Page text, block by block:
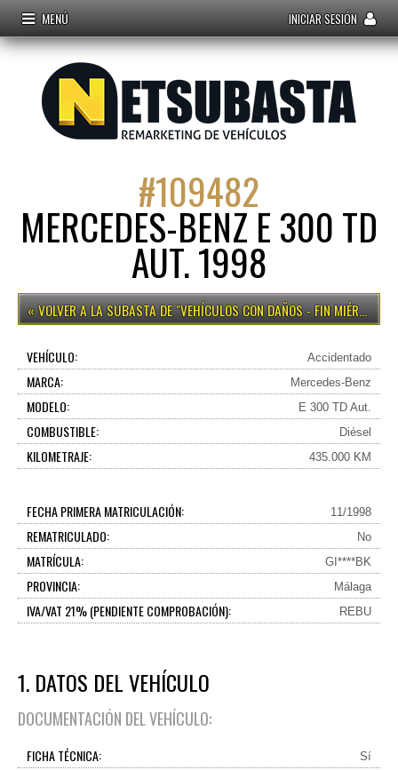
MENÚ INICIAR SESIÓN
#109482
MERCEDES-BENZ E 300 TD
AUT. 1998
VEHÍCULOS CON DAÑOS - FIN MIÉRCOLES 15H
VEHÍCULO: Accidentado
MARCA: Mercedes-Benz
MODELO: E 300 TD Aut.
COMBUSTIBLE: Diésel
KILOMETRAJE: 435.000 KM
FECHA PRIMERA MATRICULACIÓN: 11/1998
REMATRICULADO: No
MATRÍCULA: GI****BK
PROVINCIA: Málaga
IVA/VAT 21% (PENDIENTE COMPROBACIÓN): REBU
1. DATOS DEL VEHÍCULO
DOCUMENTACIÓN DEL VEHÍCULO:
FICHA TÉCNICA: Sí